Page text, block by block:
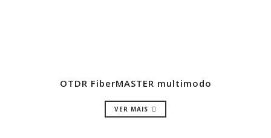
OTDR FiberMASTER multimodo
VER MAIS